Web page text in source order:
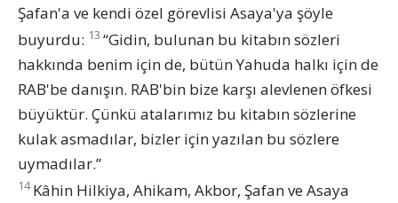
Şafan'a ve kendi özel görevlisi Asaya'ya şöyle
buyurdu: 13 “Gidin, bulunan bu kitabın sözleri
hakkında benim için de, bütün Yahuda halkı için de
RAB'be danışın. RAB'bin bize karşı alevlenen öfkesi
büyüktür. Çünkü atalarımız bu kitabın sözlerine
kulak asmadılar, bizler için yazılan bu sözlere
uymadılar.”
14 Kâhin Hilkiya, Ahikam, Akbor, Şafan ve Asaya